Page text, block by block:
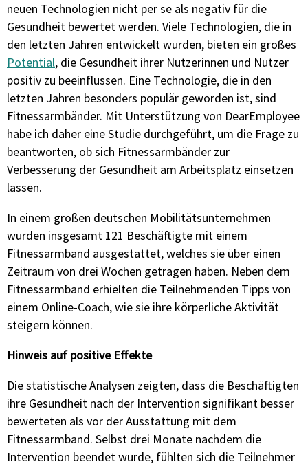
neuen Technologien nicht per se als negativ für die
Gesundheit bewertet werden. Viele Technologien, die in
den letzten Jahren entwickelt wurden, bieten ein großes
Potential, die Gesundheit ihrer Nutzerinnen und Nutzer
positiv zu beeinflussen. Eine Technologie, die in den
letzten Jahren besonders populär geworden ist, sind
Fitnessarmbänder. Mit Unterstützung von DearEmployee
habe ich daher eine Studie durchgeführt, um die Frage zu
beantworten, ob sich Fitnessarmbänder zur
Verbesserung der Gesundheit am Arbeitsplatz einsetzen
lassen.
In einem großen deutschen Mobilitätsunternehmen
wurden insgesamt 121 Beschäftigte mit einem
Fitnessarmband ausgestattet, welches sie über einen
Zeitraum von drei Wochen getragen haben. Neben dem
Fitnessarmband erhielten die Teilnehmenden Tipps von
einem Online-Coach, wie sie ihre körperliche Aktivität
steigern können.
Hinweis auf positive Effekte
Die statistische Analysen zeigten, dass die Beschäftigten
ihre Gesundheit nach der Intervention signifikant besser
bewerteten als vor der Ausstattung mit dem
Fitnessarmband. Selbst drei Monate nachdem die
Intervention beendet wurde, fühlten sich die Teilnehmer